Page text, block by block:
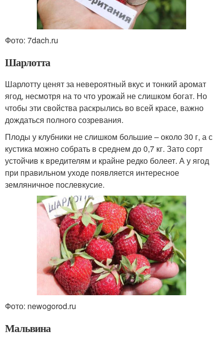
Фото: 7dach.ru
Шарлотта
Шарлотту ценят за невероятный вкус и тонкий аромат
ягод, несмотря на то что урожай не слишком богат. Но
чтобы эти свойства раскрылись во всей красе, важно
дождаться полного созревания.
Плоды у клубники не слишком большие – около 30 г, а с
кустика можно собрать в среднем до 0,7 кг. Зато сорт
устойчив к вредителям и крайне редко болеет. А у ягод
при правильном уходе появляется интересное
земляничное послевкусие.
Фото: newogorod.ru
Мальвина